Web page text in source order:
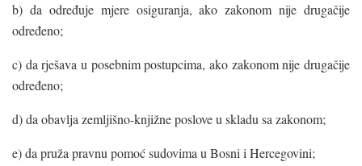
b) da određuje mjere osiguranja, ako zakonom nije drugačije
određeno;
c) da rješava u posebnim postupcima, ako zakonom nije drugačije
određeno;
d) da obavlja zemljišno-knjižne poslove u skladu sa zakonom;
e) da pruža pravnu pomoć sudovima u Bosni i Hercegovini;